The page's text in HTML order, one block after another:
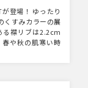
登場！ ゆったり
くすみカラーの展
る襟リブは2.2cm
や秋の肌寒い時